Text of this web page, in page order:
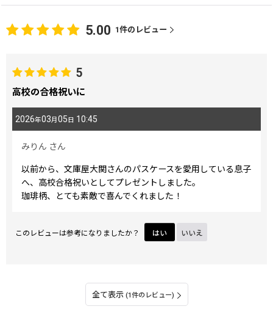
5.00 1件のレビュー
5
高校の合格祝いに
2026年03月05日 10:45
みりん さん
以前から、文庫屋大関さんのパスケースを愛用している息子
へ、高校合格祝いとしてプレゼントしました。
珈琲柄、とても素敵で喜んでくれました！
このレビューは参考になりましたか？ はい いいえ
全て表示 (1件のレビュー)